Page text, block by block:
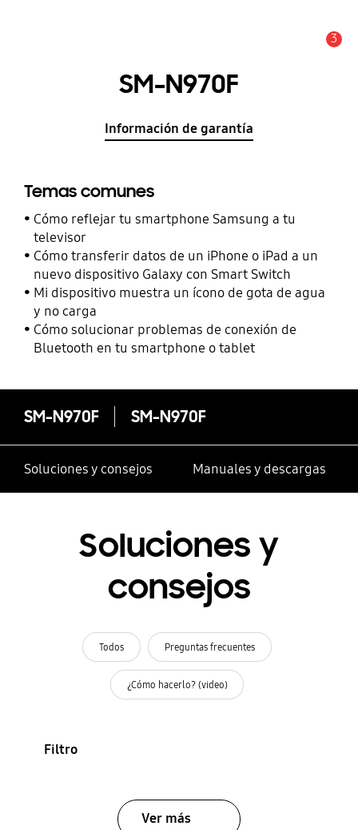
3
SM-N970F
Información de garantía
Temas comunes
Cómo reflejar tu smartphone Samsung a tu
televisor
Cómo transferir datos de un iPhone o iPad a un
nuevo dispositivo Galaxy con Smart Switch
Mi dispositivo muestra un ícono de gota de agua
y no carga
Cómo solucionar problemas de conexión de
Bluetooth en tu smartphone o tablet
SM-N970F SM-N970F
Soluciones y consejos Manuales y descargas
Soluciones y
consejos
Todos Preguntas frecuentes
¿Cómo hacerlo? (video)
Filtro
Ver más